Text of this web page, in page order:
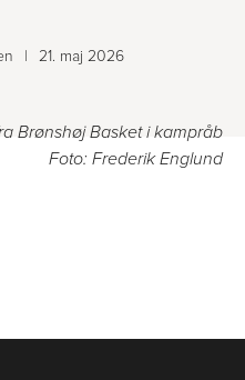
| 21. maj 2026
Brønshøj Basket i kampråb
Foto: Frederik Englund